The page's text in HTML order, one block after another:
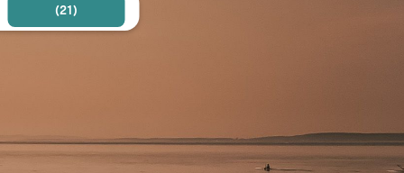
(21)